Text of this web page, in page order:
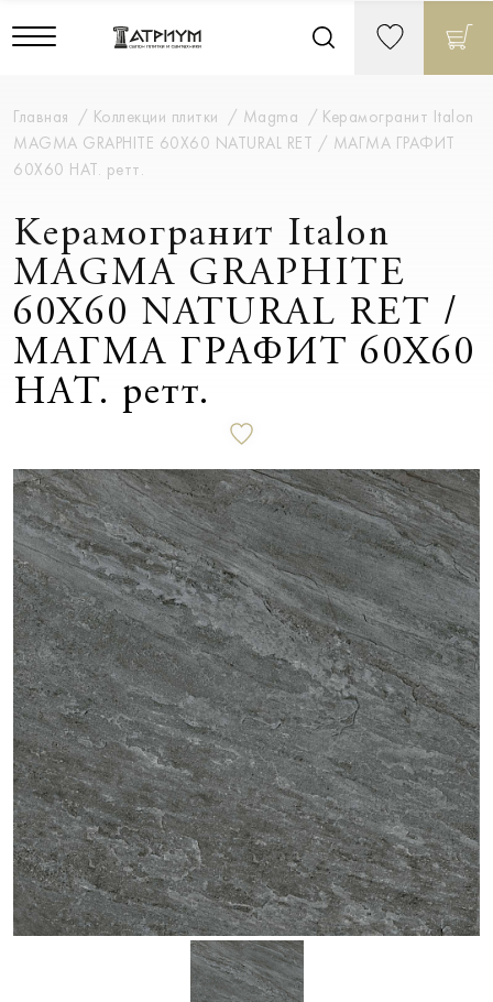
Главная Коллекции плитки Magma
Керамогранит Italon
MAGMA GRAPHITE 60X60 NATURAL RET / МАГМА ГРАФИТ
60X60 НАТ. ретт.
Керамогранит Italon
MAGMA GRAPHITE
60X60 NATURAL RET /
МАГМА ГРАФИТ 60X60
НАТ. ретт.